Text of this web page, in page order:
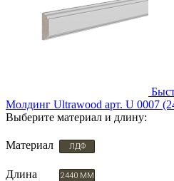
Молдинг Ultrawood арт. U 0007
Выберите материал и длину:
Материал ЛДФ
Длина 2440 ММ